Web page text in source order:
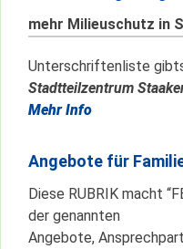
mehr Milieuschutz in
Unterschriftenliste
Stadtteilzentrum
Mehr Info
Angebote für
Diese RUBRIK macht
der genannten
Angebote,